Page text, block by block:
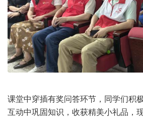
课堂中穿插有奖问答环节，同学们积
互动中巩固知识，收获精美小礼品，